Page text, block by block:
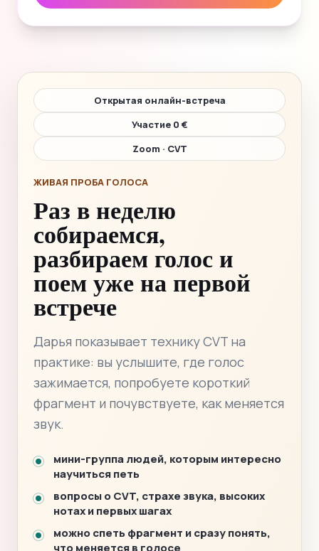
Открытая онлайн-встреча
Участие 0 €
Zoom · CVT
ЖИВАЯ ПРОБА ГОЛОСА
Раз в неделю
собираемся,
разбираем голос и
поем уже на первой
встрече
Дарья показывает технику CVT на
практике: вы услышите, где голос
зажимается, попробуете короткий
фрагмент и почувствуете, как меняется
звук.
мини-группа людей, которым интересно
научиться петь
вопросы о CVT, страхе звука, высоких
нотах и первых шагах
можно спеть фрагмент и сразу понять,
что меняется в голосе